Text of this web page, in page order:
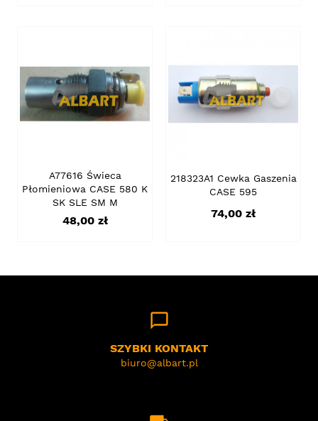
A77616 Świeca
Płomieniowa CASE 580 K
SK SLE SM M
Cena
48,00 zł
218323A1 Cewka Gaszenia
CASE 595
Cena
74,00 zł
chat_bubble_outline
SZYBKI KONTAKT
biuro@albart.pl